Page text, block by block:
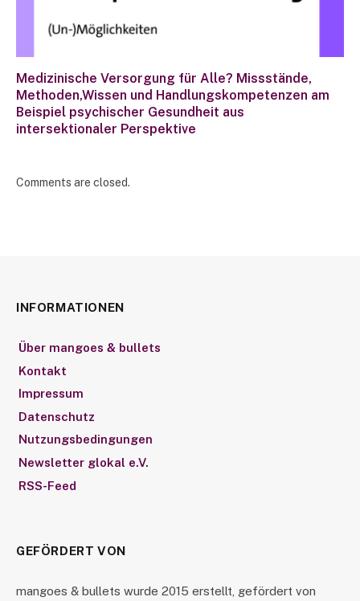
Medizinische Versorgung für Alle? Missstände,
Methoden,Wissen und Handlungskompetenzen am
Beispiel psychischer Gesundheit aus
intersektionaler Perspektive
Comments are closed.
INFORMATIONEN
Über mangoes & bullets
Kontakt
Impressum
Datenschutz
Nutzungsbedingungen
Newsletter glokal e.V.
RSS-Feed
GEFÖRDERT VON
mangoes & bullets wurde 2015 erstellt, gefördert von